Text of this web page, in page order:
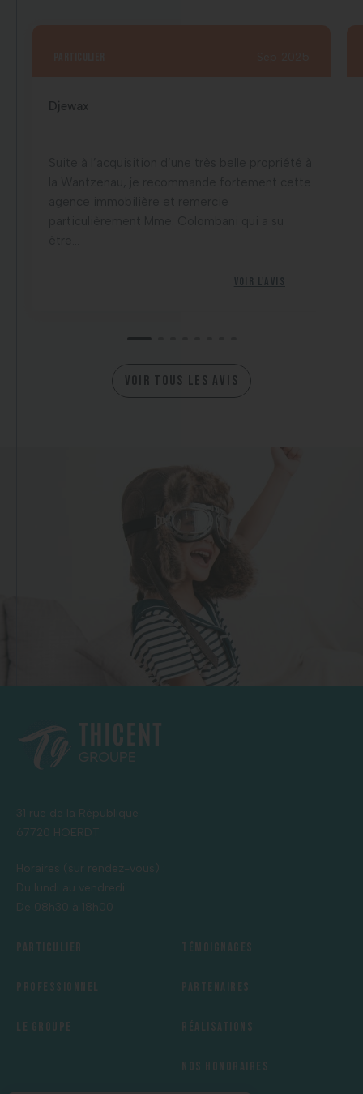
Djewax
Voir l'avis
VOIR TOUS LES AVIS
31 rue de la République
67720 HOERDT
Horaires (sur rendez-vous) :
Du lundi au vendredi
De 08h30 à 18h00
Particulier
Professionnel
Le groupe
Témoignages
Partenaires
Réalisations
Nos honoraires